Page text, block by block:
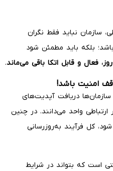
سازمان نباید فقط نگران
بلکه باید مطمئن شود
فعال و قابل اتکا باقی می‌ماند.
امنیت باشد!
دریافت آپدیت‌های
ارتباطی واحد می‌دانند. در چنین
کل فرآیند به‌روزرسانی
است که بتواند در شرایط